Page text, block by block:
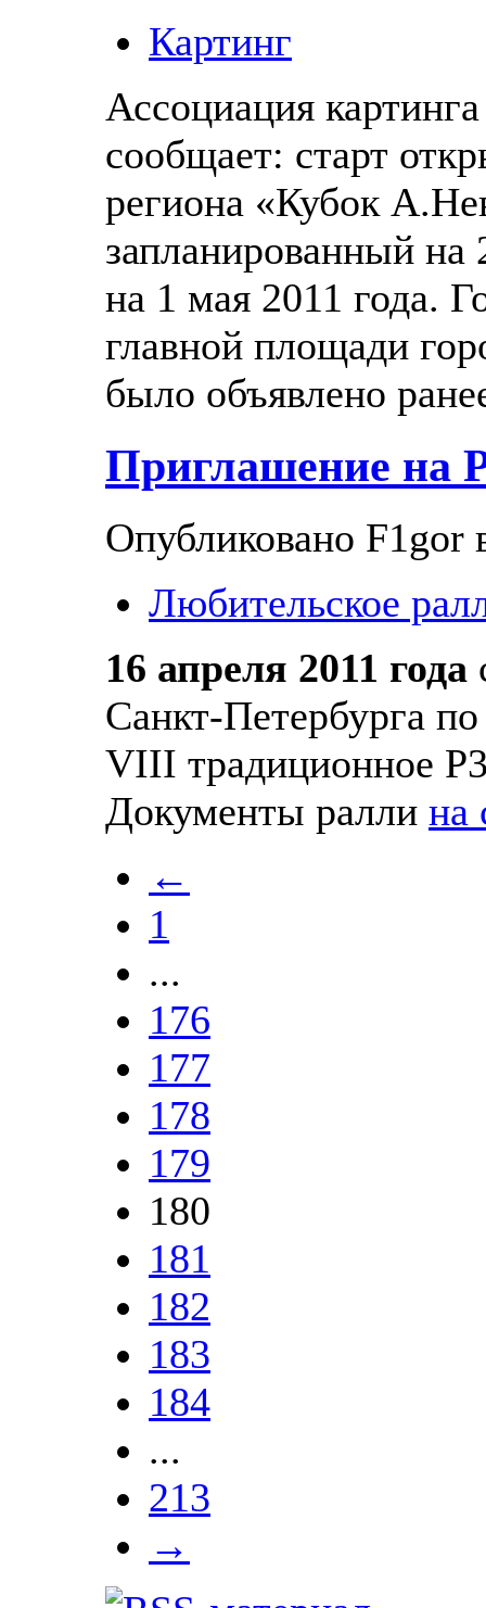
Картинг
Ассоциация
сообщает: старт
региона «Кубок
запланированный на
на 1 мая 2011 года.
главной площади
было объявлено
Приглашение
Опубликовано F1gor
Любительское
16 апреля 2011 года
Санкт-Петербурга
VIII традиционное
Документы ралли на
←
1
...
176
177
178
179
180
181
182
183
184
...
213
→